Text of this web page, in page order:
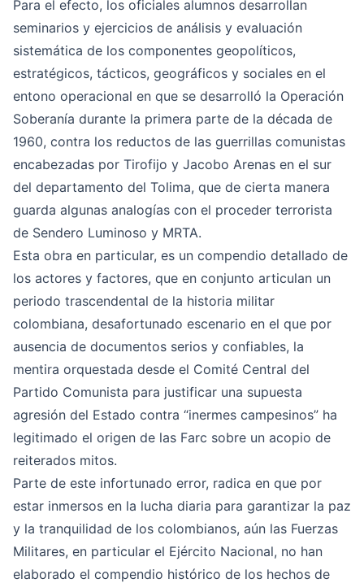
Para el efecto, los oficiales alumnos desarrollan
seminarios y ejercicios de análisis y evaluación
sistemática de los componentes geopolíticos,
estratégicos, tácticos, geográficos y sociales en el
entono operacional en que se desarrolló la Operación
Soberanía durante la primera parte de la década de
1960, contra los reductos de las guerrillas comunistas
encabezadas por Tirofijo y Jacobo Arenas en el sur
del departamento del Tolima, que de cierta manera
guarda algunas analogías con el proceder terrorista
de Sendero Luminoso y MRTA.
Esta obra en particular, es un compendio detallado de
los actores y factores, que en conjunto articulan un
periodo trascendental de la historia militar
colombiana, desafortunado escenario en el que por
ausencia de documentos serios y confiables, la
mentira orquestada desde el Comité Central del
Partido Comunista para justificar una supuesta
agresión del Estado contra “inermes campesinos” ha
legitimado el origen de las Farc sobre un acopio de
reiterados mitos.
Parte de este infortunado error, radica en que por
estar inmersos en la lucha diaria para garantizar la paz
y la tranquilidad de los colombianos, aún las Fuerzas
Militares, en particular el Ejército Nacional, no han
elaborado el compendio histórico de los hechos de